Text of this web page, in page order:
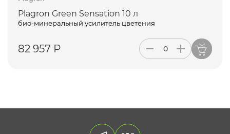
Plagron Green Sensation 10 л
био-минеральный усилитель цветения
82 957 Р